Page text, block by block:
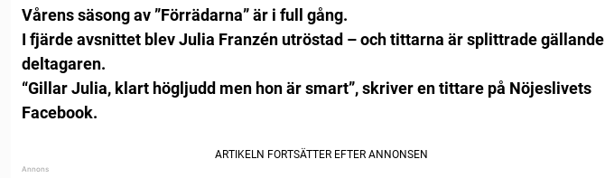
Vårens säsong av ”Förrädarna” är i full gång.
I fjärde avsnittet blev Julia Franzén utröstad – och tittarna är splittrade gällande
deltagaren.
“Gillar Julia, klart högljudd men hon är smart”, skriver en tittare på Nöjeslivets
Facebook.